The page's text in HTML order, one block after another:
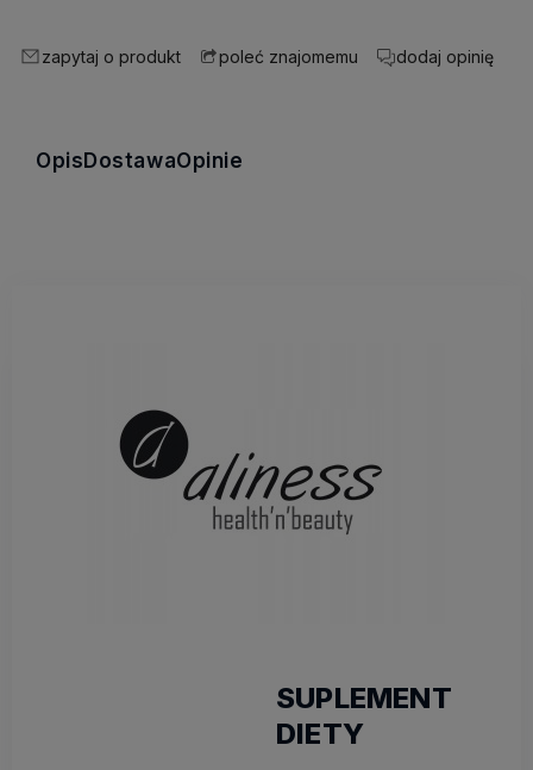
zapytaj o produkt poleć znajomemu dodaj opinię
OpisDostawaOpinie
SUPLEMENT
DIETY